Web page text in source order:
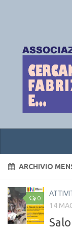
Home
News
Premio
ARCHIVIO
0
14